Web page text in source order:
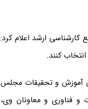
ارشد اعلام کرد:
کنند.
آموزش و تحقیقات مجلس
و فناوری و معاونان وی،